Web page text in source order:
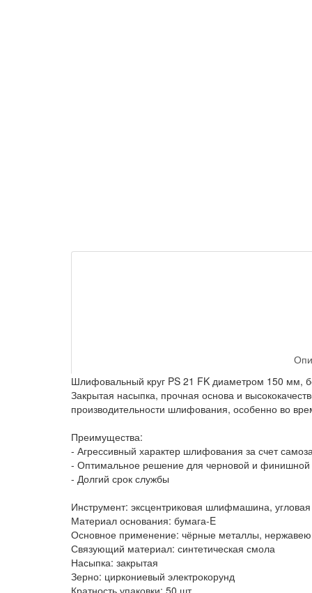
Шлифовальный круг PS 21 FK диаметром 150 мм,
Закрытая насыпка, прочная основа и
производительности шлифования, особенно во
Преимущества:
- Агрессивный характер шлифования за счет
- Оптимальное решение для черновой и
- Долгий срок службы
Инструмент: эксцентриковая шлифмашина,
Материал основания: бумага-E
Основное применение: чёрные металлы,
Связующий материал: синтетическая смола
Насыпка: закрытая
Зерно: циркониевый электрокорунд
Кратность упаковки: 50 шт